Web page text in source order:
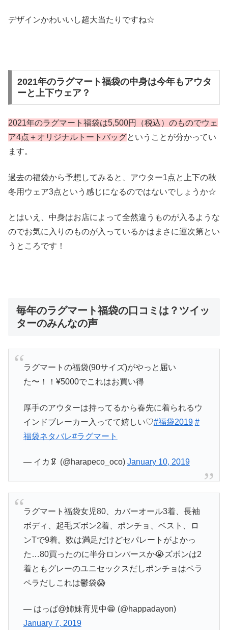
デザインかわいいし超大当たりですね☆
2021年のラグマート福袋の中身は今年もアウタ
ーと上下ウェア？
2021年のラグマート福袋は5,500円（税込）のものでウェ
ア4点＋オリジナルトートバッグということが分かってい
ます。
過去の福袋から予想してみると、アウター1点と上下の秋
冬用ウェア3点という感じになるのではないでしょうか☆
とはいえ、中身はお店によって全然違うものが入るような
のでお気に入りのものが入っているかはまさに運次第とい
うところです！
毎年のラグマート福袋の口コミは？ツイッ
ターのみんなの声
ラグマートの福袋(90サイズ)がやっと届い
た〜！！¥5000でこれはお買い得
厚手のアウターは持ってるから春先に着られるウ
インドブレーカー入ってて嬉しい♡#福袋2019 #
福袋ネタバレ#ラグマート
— イカ🦑 (@harapeco_oco) January 10, 2019
ラグマート福袋女児80、カバーオール3着、長袖
ボディ、起毛ズボン2着、ポンチョ、ベスト、ロ
ンTで9着。数は満足だけどセパレートがよかっ
た…80買ったのに半分ロンパースか😭ズボンは2
着ともグレーのユニセックスだしポンチョはペラ
ペラだしこれは鬱袋😱
— はっぱ@姉妹育児中😁 (@happadayon)
January 7, 2019